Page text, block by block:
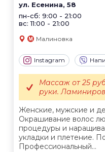
ул. Есенина, 58
пн-сб: 9:00 - 21:00
вс: 11:00 - 21:00
Малиновка
Instagram
Женские, мужские и
Окрашивание волос
процедуры и
укладки и плетение.
Профессиональный...
Массаж от 25
руки.